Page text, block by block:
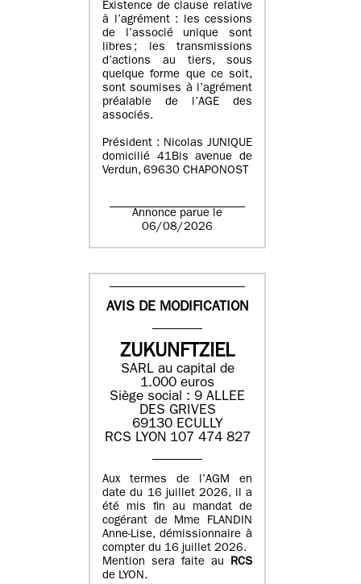
Existence de clause relative
à l’agrément : les cessions
de l’associé unique sont
libres ; les transmissions
d’actions au tiers, sous
quelque forme que ce soit,
sont soumises à l’agrément
préalable de l’AGE des
associés.
Président : Nicolas JUNIQUE
domicilié 41Bis avenue de
Verdun, 69630 CHAPONOST
Annonce parue le
06/08/2026
AVIS DE MODIFICATION
ZUKUNFTZIEL
SARL au capital de
1.000 euros
Siège social : 9 ALLEE
DES GRIVES
69130 ECULLY
RCS LYON 107 474 827
Aux termes de l’AGM en
date du 16 juillet 2026, il a
été mis fin au mandat de
cogérant de Mme FLANDIN
Anne-Lise, démissionnaire à
compter du 16 juillet 2026.
Mention sera faite au RCS
de LYON.